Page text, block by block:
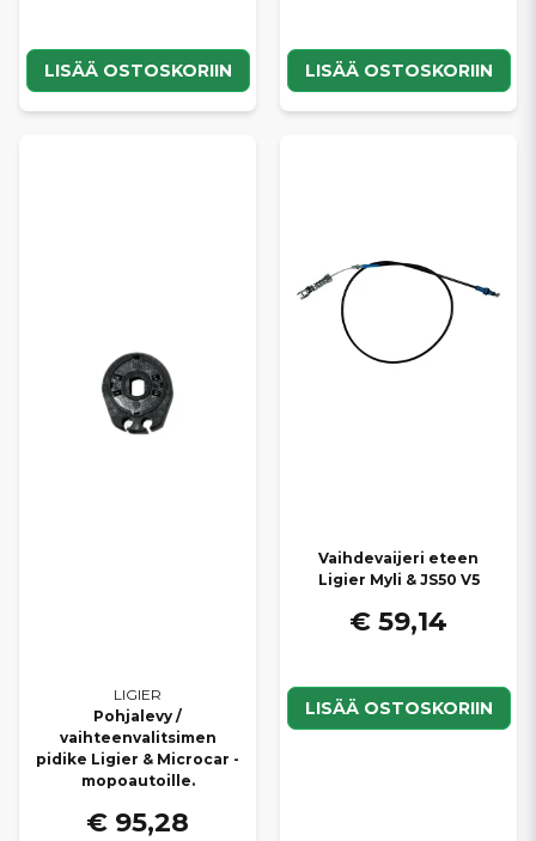
LISÄÄ OSTOSKORIIN LISÄÄ OSTOSKORIIN
LIGIER
Pohjalevy /
vaihteenvalitsimen
pidike Ligier & Microcar -
mopoautoille.
€ 95,28
Vaihdevaijeri eteen
Ligier Myli & JS50 V5
€ 59,14
LISÄÄ OSTOSKORIIN